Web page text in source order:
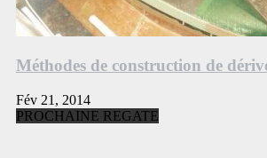
Méthodes de construction de
Fév 21, 2014
PROCHAINE REGATE